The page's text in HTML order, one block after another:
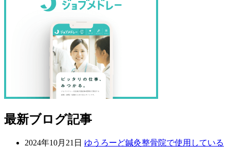
最新ブログ記事
2024年10月21日 ゆうろーど鍼灸整骨院で使用している